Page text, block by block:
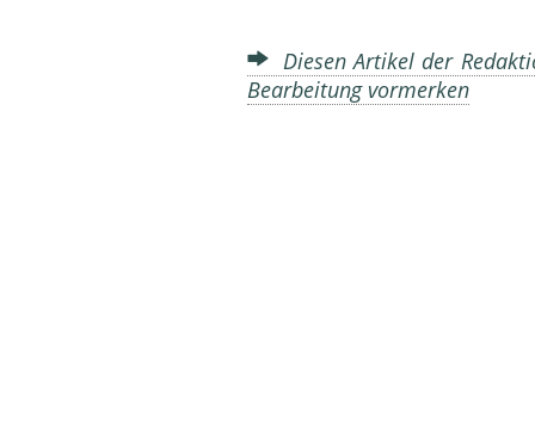
Diesen Artikel der
Bearbeitung vormerken